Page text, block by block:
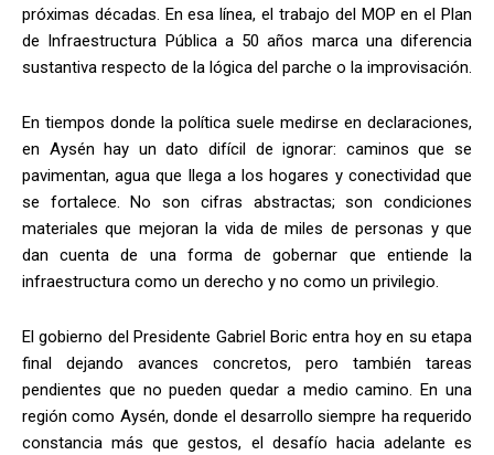
próximas décadas. En esa línea, el trabajo del MOP en el Plan
de Infraestructura Pública a 50 años marca una diferencia
sustantiva respecto de la lógica del parche o la improvisación.
En tiempos donde la política suele medirse en declaraciones,
en Aysén hay un dato difícil de ignorar: caminos que se
pavimentan, agua que llega a los hogares y conectividad que
se fortalece. No son cifras abstractas; son condiciones
materiales que mejoran la vida de miles de personas y que
dan cuenta de una forma de gobernar que entiende la
infraestructura como un derecho y no como un privilegio.
El gobierno del Presidente Gabriel Boric entra hoy en su etapa
final dejando avances concretos, pero también tareas
pendientes que no pueden quedar a medio camino. En una
región como Aysén, donde el desarrollo siempre ha requerido
constancia más que gestos, el desafío hacia adelante es